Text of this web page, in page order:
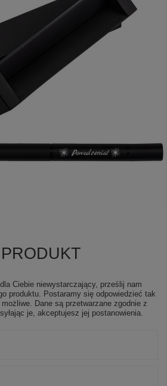
Ciebie niewystarczający, prześlij nam
produktu. Postaramy się odpowiedzieć tak
Dane są przetwarzane zgodnie z
je, akceptujesz jej postanowienia.